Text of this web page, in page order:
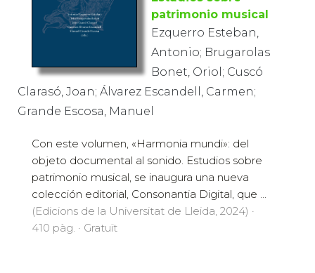
Estudios sobre
patrimonio musical
Ezquerro Esteban,
Antonio; Brugarolas
Bonet, Oriol; Cuscó Clarasó, Joan; Álvarez
Escandell, Carmen; Grande Escosa, Manuel
Con este volumen, «Harmonia mundi»: del
objeto documental al sonido. Estudios sobre
patrimonio musical, se inaugura una nueva
colección editorial, Consonantia Digital, que ...
(Edicions de la Universitat de Lleida, 2024) ·
410 pàg. · Gratuït